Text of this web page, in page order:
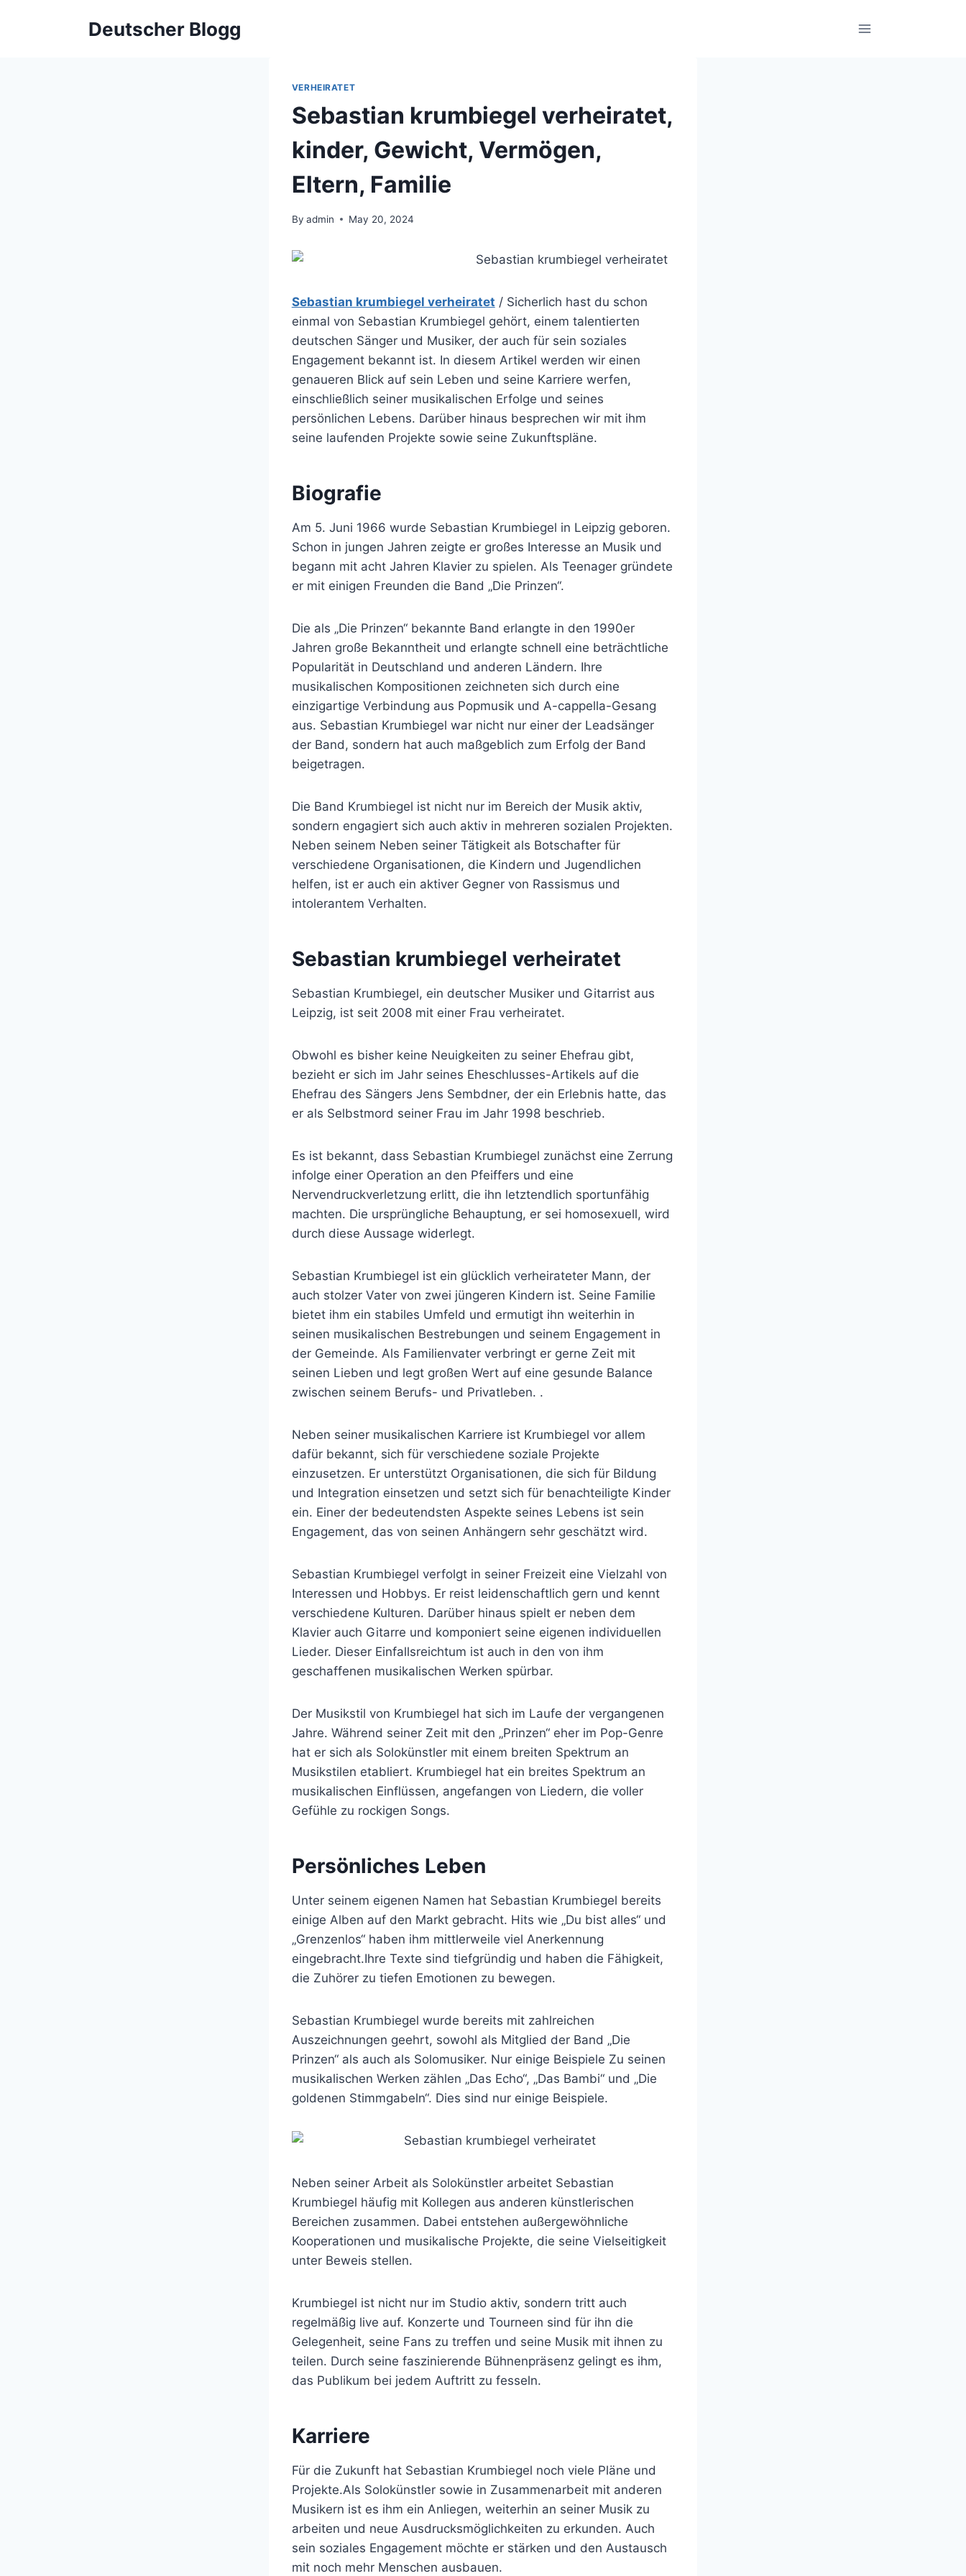
Deutscher Blogg
VERHEIRATET
Sebastian krumbiegel verheiratet,
kinder, Gewicht, Vermögen,
Eltern, Familie
By admin May 20, 2024
Sebastian krumbiegel verheiratet / Sicherlich hast du schon
einmal von Sebastian Krumbiegel gehört, einem talentierten
deutschen Sänger und Musiker, der auch für sein soziales
Engagement bekannt ist. In diesem Artikel werden wir einen
genaueren Blick auf sein Leben und seine Karriere werfen,
einschließlich seiner musikalischen Erfolge und seines
persönlichen Lebens. Darüber hinaus besprechen wir mit ihm
seine laufenden Projekte sowie seine Zukunftspläne.
Biografie
Am 5. Juni 1966 wurde Sebastian Krumbiegel in Leipzig geboren.
Schon in jungen Jahren zeigte er großes Interesse an Musik und
begann mit acht Jahren Klavier zu spielen. Als Teenager gründete
er mit einigen Freunden die Band „Die Prinzen“.
Die als „Die Prinzen“ bekannte Band erlangte in den 1990er
Jahren große Bekanntheit und erlangte schnell eine beträchtliche
Popularität in Deutschland und anderen Ländern. Ihre
musikalischen Kompositionen zeichneten sich durch eine
einzigartige Verbindung aus Popmusik und A-cappella-Gesang
aus. Sebastian Krumbiegel war nicht nur einer der Leadsänger
der Band, sondern hat auch maßgeblich zum Erfolg der Band
beigetragen.
Die Band Krumbiegel ist nicht nur im Bereich der Musik aktiv,
sondern engagiert sich auch aktiv in mehreren sozialen Projekten.
Neben seinem Neben seiner Tätigkeit als Botschafter für
verschiedene Organisationen, die Kindern und Jugendlichen
helfen, ist er auch ein aktiver Gegner von Rassismus und
intolerantem Verhalten.
Sebastian krumbiegel verheiratet
Sebastian Krumbiegel, ein deutscher Musiker und Gitarrist aus
Leipzig, ist seit 2008 mit einer Frau verheiratet.
Obwohl es bisher keine Neuigkeiten zu seiner Ehefrau gibt,
bezieht er sich im Jahr seines Eheschlusses-Artikels auf die
Ehefrau des Sängers Jens Sembdner, der ein Erlebnis hatte, das
er als Selbstmord seiner Frau im Jahr 1998 beschrieb.
Es ist bekannt, dass Sebastian Krumbiegel zunächst eine Zerrung
infolge einer Operation an den Pfeiffers und eine
Nervendruckverletzung erlitt, die ihn letztendlich sportunfähig
machten. Die ursprüngliche Behauptung, er sei homosexuell, wird
durch diese Aussage widerlegt.
Sebastian Krumbiegel ist ein glücklich verheirateter Mann, der
auch stolzer Vater von zwei jüngeren Kindern ist. Seine Familie
bietet ihm ein stabiles Umfeld und ermutigt ihn weiterhin in
seinen musikalischen Bestrebungen und seinem Engagement in
der Gemeinde. Als Familienvater verbringt er gerne Zeit mit
seinen Lieben und legt großen Wert auf eine gesunde Balance
zwischen seinem Berufs- und Privatleben. .
Neben seiner musikalischen Karriere ist Krumbiegel vor allem
dafür bekannt, sich für verschiedene soziale Projekte
einzusetzen. Er unterstützt Organisationen, die sich für Bildung
und Integration einsetzen und setzt sich für benachteiligte Kinder
ein. Einer der bedeutendsten Aspekte seines Lebens ist sein
Engagement, das von seinen Anhängern sehr geschätzt wird.
Sebastian Krumbiegel verfolgt in seiner Freizeit eine Vielzahl von
Interessen und Hobbys. Er reist leidenschaftlich gern und kennt
verschiedene Kulturen. Darüber hinaus spielt er neben dem
Klavier auch Gitarre und komponiert seine eigenen individuellen
Lieder. Dieser Einfallsreichtum ist auch in den von ihm
geschaffenen musikalischen Werken spürbar.
Der Musikstil von Krumbiegel hat sich im Laufe der vergangenen
Jahre. Während seiner Zeit mit den „Prinzen“ eher im Pop-Genre
hat er sich als Solokünstler mit einem breiten Spektrum an
Musikstilen etabliert. Krumbiegel hat ein breites Spektrum an
musikalischen Einflüssen, angefangen von Liedern, die voller
Gefühle zu rockigen Songs.
Persönliches Leben
Unter seinem eigenen Namen hat Sebastian Krumbiegel bereits
einige Alben auf den Markt gebracht. Hits wie „Du bist alles“ und
„Grenzenlos“ haben ihm mittlerweile viel Anerkennung
eingebracht.Ihre Texte sind tiefgründig und haben die Fähigkeit,
die Zuhörer zu tiefen Emotionen zu bewegen.
Sebastian Krumbiegel wurde bereits mit zahlreichen
Auszeichnungen geehrt, sowohl als Mitglied der Band „Die
Prinzen“ als auch als Solomusiker. Nur einige Beispiele Zu seinen
musikalischen Werken zählen „Das Echo“, „Das Bambi“ und „Die
goldenen Stimmgabeln“. Dies sind nur einige Beispiele.
Neben seiner Arbeit als Solokünstler arbeitet Sebastian
Krumbiegel häufig mit Kollegen aus anderen künstlerischen
Bereichen zusammen. Dabei entstehen außergewöhnliche
Kooperationen und musikalische Projekte, die seine Vielseitigkeit
unter Beweis stellen.
Krumbiegel ist nicht nur im Studio aktiv, sondern tritt auch
regelmäßig live auf. Konzerte und Tourneen sind für ihn die
Gelegenheit, seine Fans zu treffen und seine Musik mit ihnen zu
teilen. Durch seine faszinierende Bühnenpräsenz gelingt es ihm,
das Publikum bei jedem Auftritt zu fesseln.
Karriere
Für die Zukunft hat Sebastian Krumbiegel noch viele Pläne und
Projekte.Als Solokünstler sowie in Zusammenarbeit mit anderen
Musikern ist es ihm ein Anliegen, weiterhin an seiner Musik zu
arbeiten und neue Ausdrucksmöglichkeiten zu erkunden. Auch
sein soziales Engagement möchte er stärken und den Austausch
mit noch mehr Menschen ausbauen.